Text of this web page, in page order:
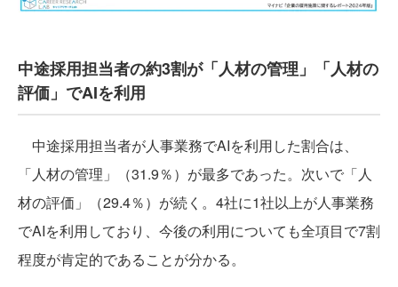
中途採用担当者の約3割が「人材の管理」「人材の
評価」でAIを利用
中途採用担当者が人事業務でAIを利用した割合は、
「人材の管理」（31.9％）が最多であった。次いで「人
材の評価」（29.4％）が続く。4社に1社以上が人事業務
でAIを利用しており、今後の利用についても全項目で7割
程度が肯定的であることが分かる。